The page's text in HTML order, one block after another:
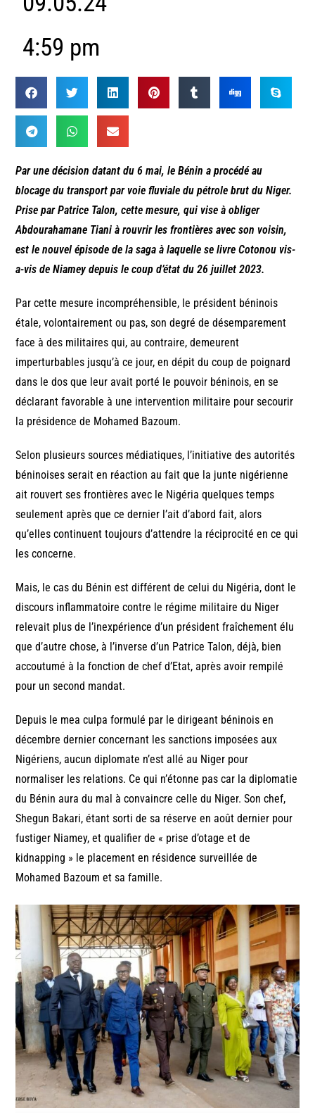
4:59 pm
Par une décision datant du 6 mai, le Bénin a procédé au
blocage du transport par voie fluviale du pétrole brut du Niger.
Prise par Patrice Talon, cette mesure, qui vise à obliger
Abdourahamane Tiani à rouvrir les frontières avec son voisin,
est le nouvel épisode de la saga à laquelle se livre Cotonou vis-
a-vis de Niamey depuis le coup d’état du 26 juillet 2023.
Par cette mesure incompréhensible, le président béninois
étale, volontairement ou pas, son degré de désemparement
face à des militaires qui, au contraire, demeurent
imperturbables jusqu’à ce jour, en dépit du coup de poignard
dans le dos que leur avait porté le pouvoir béninois, en se
déclarant favorable à une intervention militaire pour secourir
la présidence de Mohamed Bazoum.
Selon plusieurs sources médiatiques, l’initiative des autorités
béninoises serait en réaction au fait que la junte nigérienne
ait rouvert ses frontières avec le Nigéria quelques temps
seulement après que ce dernier l’ait d’abord fait, alors
qu’elles continuent toujours d’attendre la réciprocité en ce qui
les concerne.
Mais, le cas du Bénin est différent de celui du Nigéria, dont le
discours inflammatoire contre le régime militaire du Niger
relevait plus de l’inexpérience d’un président fraîchement élu
que d’autre chose, à l’inverse d’un Patrice Talon, déjà, bien
accoutumé à la fonction de chef d’Etat, après avoir rempilé
pour un second mandat.
Depuis le mea culpa formulé par le dirigeant béninois en
décembre dernier concernant les sanctions imposées aux
Nigériens, aucun diplomate n’est allé au Niger pour
normaliser les relations. Ce qui n’étonne pas car la diplomatie
du Bénin aura du mal à convaincre celle du Niger. Son chef,
Shegun Bakari, étant sorti de sa réserve en août dernier pour
fustiger Niamey, et qualifier de « prise d’otage et de
kidnapping » le placement en résidence surveillée de
Mohamed Bazoum et sa famille.